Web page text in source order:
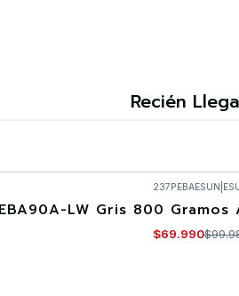
Recién
237PEBAESUN
LW Gris 800
$69.990